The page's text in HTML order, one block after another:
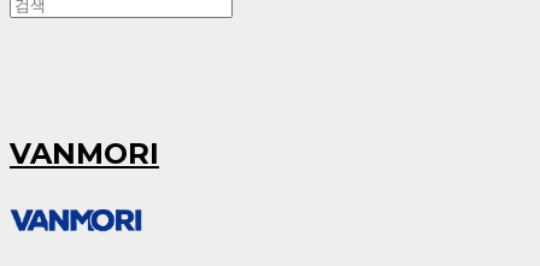
VANMORI